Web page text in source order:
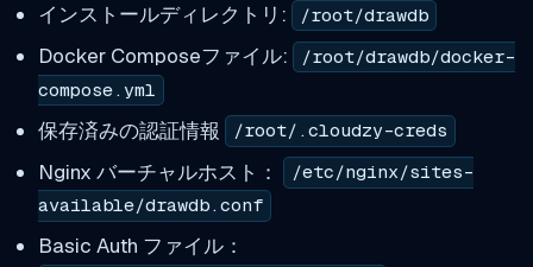
インストールディレクトリ: /root/drawdb
Docker Composeファイル:
/root/drawdb/docker-
compose.yml
保存済みの認証情報 /root/.cloudzy-creds
Nginx バーチャルホスト：
/etc/nginx/sites-
available/drawdb.conf
Basic Auth ファイル：